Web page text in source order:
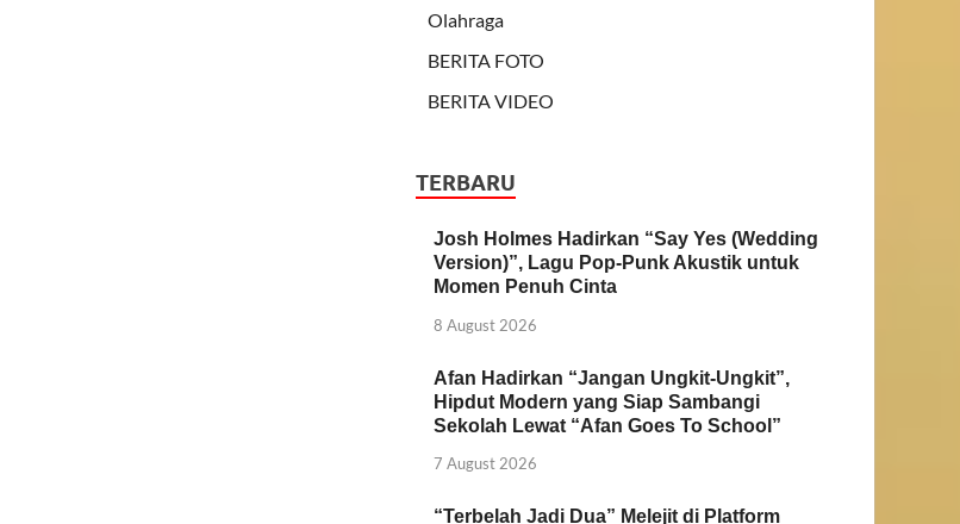
Olahraga
BERITA FOTO
BERITA VIDEO
TERBARU
Josh Holmes Hadirkan “Say Yes (Wedding
Version)”, Lagu Pop-Punk Akustik untuk
Momen Penuh Cinta
8 August 2026
Afan Hadirkan “Jangan Ungkit-Ungkit”,
Hipdut Modern yang Siap Sambangi
Sekolah Lewat “Afan Goes To School”
7 August 2026
“Terbelah Jadi Dua” Melejit di Platform